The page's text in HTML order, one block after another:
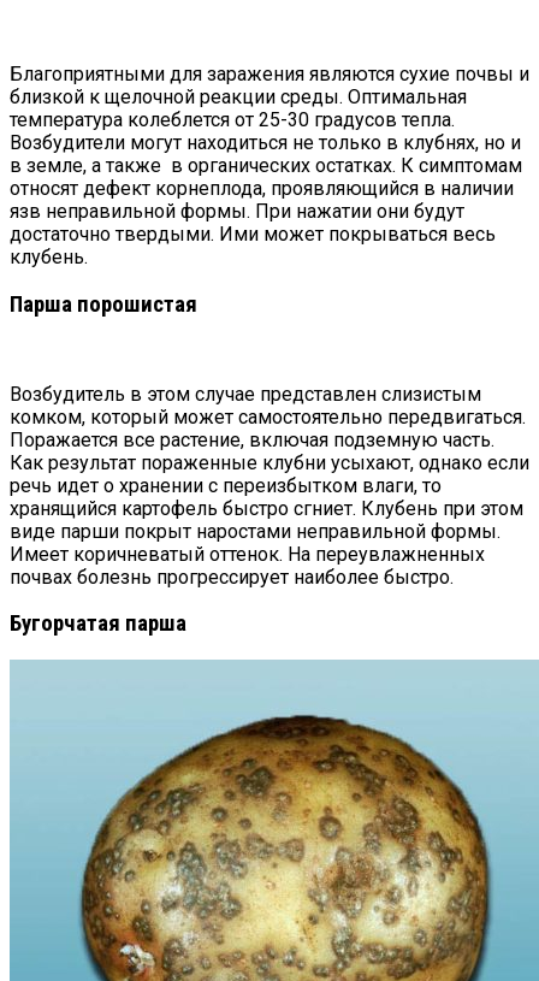
Благоприятными для заражения являются сухие почвы и
близкой к щелочной реакции среды. Оптимальная
температура колеблется от 25-30 градусов тепла.
Возбудители могут находиться не только в клубнях, но и
в земле, а также в органических остатках. К симптомам
относят дефект корнеплода, проявляющийся в наличии
язв неправильной формы. При нажатии они будут
достаточно твердыми. Ими может покрываться весь
клубень.
Парша порошистая
Возбудитель в этом случае представлен слизистым
комком, который может самостоятельно передвигаться.
Поражается все растение, включая подземную часть.
Как результат пораженные клубни усыхают, однако если
речь идет о хранении с переизбытком влаги, то
хранящийся картофель быстро сгниет. Клубень при этом
виде парши покрыт наростами неправильной формы.
Имеет коричневатый оттенок. На переувлажненных
почвах болезнь прогрессирует наиболее быстро.
Бугорчатая парша